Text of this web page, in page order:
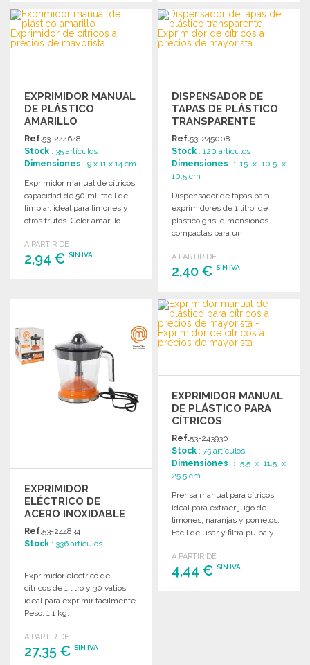
PEDIR
Solicitar un presupuesto
PEDIR
Solicitar un presupuesto
EXPRIMIDOR MANUAL
DE PLÁSTICO
AMARILLO
Ref.53-244648
Stock : 35 artículos
Dimensiones : 9 x 11 x 14 cm
Exprimidor manual de cítricos,
capacidad de 50 ml, fácil de
limpiar, ideal para limones y
otros frutos. Color amarillo.
A PARTIR DE
2,94 € SIN IVA
DISPENSADOR DE
TAPAS DE PLÁSTICO
TRANSPARENTE
Ref.53-245008
Stock : 120 artículos
Dimensiones : 15 x 10.5 x
10.5 cm
Dispensador de tapas para
exprimidores de 1 litro, de
plástico gris, dimensiones
compactas para un
A PARTIR DE
2,40 €SIN IVA
PEDIR
Solicitar un presupuesto
EXPRIMIDOR
ELÉCTRICO DE
ACERO INOXIDABLE
DE 1L
Ref.53-244834
Stock : 336 artículos
Exprimidor eléctrico de
cítricos de 1 litro y 30 vatios,
ideal para exprimir fácilmente.
Peso: 1,1 kg.
A PARTIR DE
27,35 € SIN IVA
EXPRIMIDOR MANUAL
DE PLÁSTICO PARA
CÍTRICOS
Ref.53-243930
Stock : 75 artículos
Dimensiones : 5.5 x 11.5 x
25.5 cm
Prensa manual para cítricos,
ideal para extraer jugo de
limones, naranjas y pomelos.
Fácil de usar y filtra pulpa y
A PARTIR DE
4,44 €SIN IVA